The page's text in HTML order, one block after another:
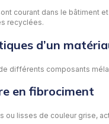
courant dans le bâtiment
recyclées.
d’un
différents composants
en fibrociment
ou lisses de couleur grise,